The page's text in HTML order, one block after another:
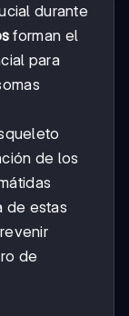
durante
forman el
para
de los
de estas
de